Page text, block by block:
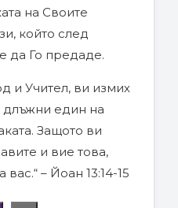
на Своите
който след
да Го предаде.
и Учител, ви измих
длъжни един на
Защото ви
и вие това,
– Йоан 13:14-15